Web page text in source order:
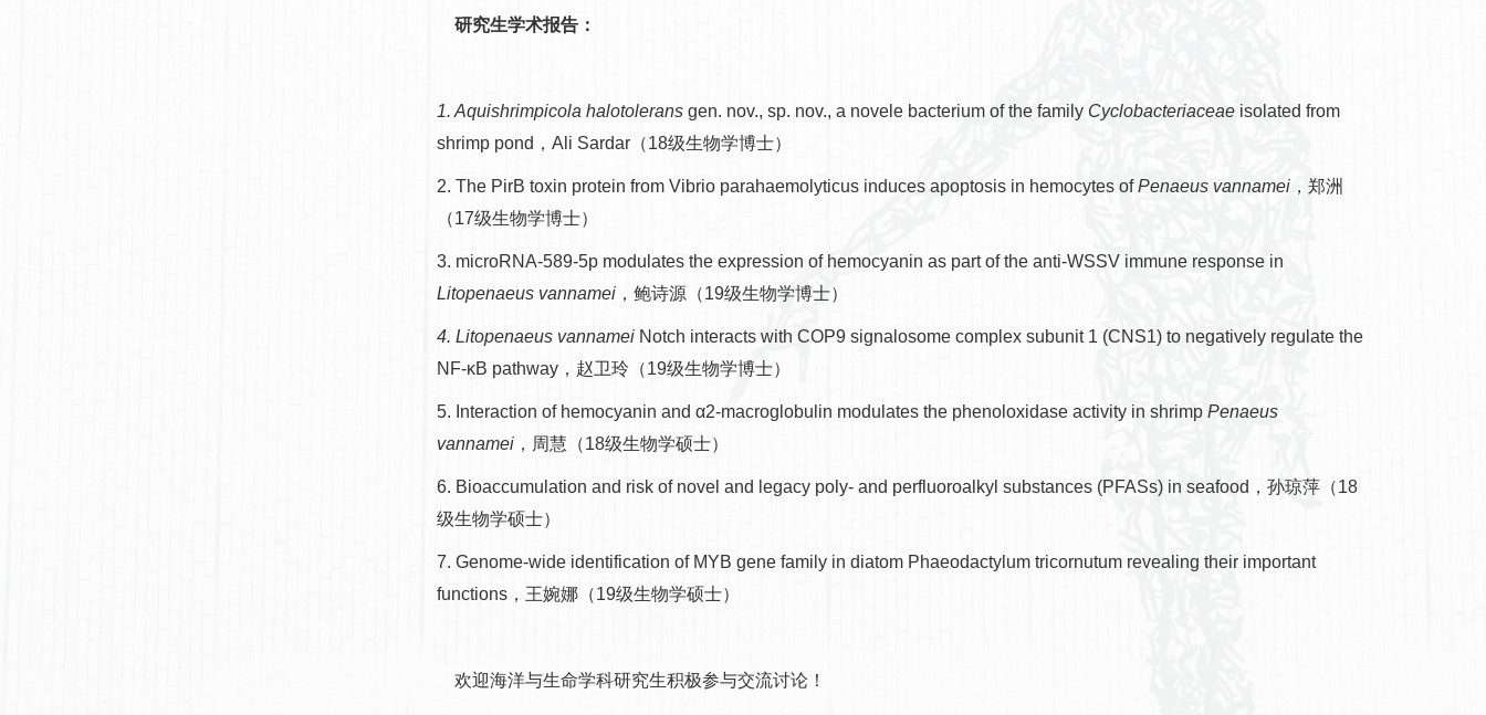
研究生学术报告：
1. Aquishrimpicola halotoleransgen. nov., sp. nov., a novele bacterium of the family Cyclobacteriaceaeisolated from
shrimp pond，Ali Sardar（18级生物学博士）
2. The PirB toxin protein from Vibrio parahaemolyticus induces apoptosis in hemocytes ofPenaeus vannamei，郑洲
（17级生物学博士）
3. microRNA-589-5p modulates the expression of hemocyanin as part of the anti-WSSV immune response in
Litopenaeus vannamei，鲍诗源（19级生物学博士）
4. Litopenaeus vannameiNotch interacts with COP9 signalosome complex subunit 1 (CNS1) to negatively regulate the
NF-κB pathway，赵卫玲（19级生物学博士）
5. Interaction of hemocyanin and α2-macroglobulin modulates the phenoloxidase activity in shrimp Penaeus
vannamei，周慧（18级生物学硕士）
6. Bioaccumulation and risk of novel and legacy poly- and perfluoroalkyl substances (PFASs) in seafood，孙琼萍（18
级生物学硕士）
7. Genome-wide identification of MYB gene family in diatom Phaeodactylum tricornutum revealing their important
functions，王婉娜（19级生物学硕士）
欢迎海洋与生命学科研究生积极参与交流讨论！